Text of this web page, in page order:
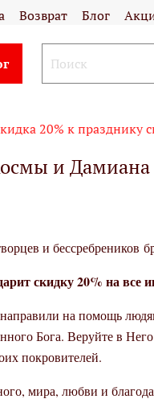
Возврат Блог
20% к празднику
и Дамиана
и бессребреников
скидку 20% на
на помощь
Бога. Веруйте в
покровителей.
мира, любви и